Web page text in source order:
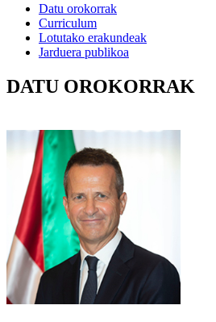
Datu orokorrak
Curriculum
Lotutako erakundeak
Jarduera publikoa
DATU OROKORRAK